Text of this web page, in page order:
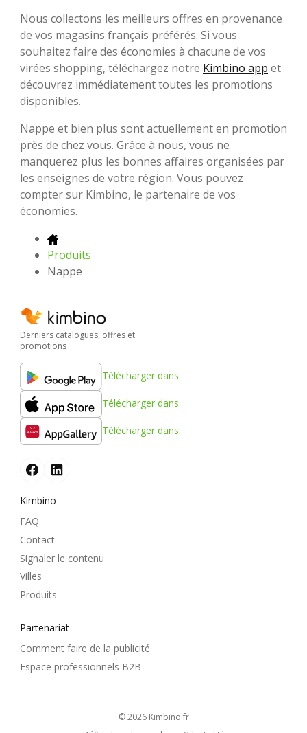
Nous collectons les meilleurs offres en provenance
de vos magasins français préférés. Si vous
souhaitez faire des économies à chacune de vos
virées shopping, téléchargez notre Kimbino app et
découvrez immédiatement toutes les promotions
disponibles.
Nappe et bien plus sont actuellement en promotion
près de chez vous. Grâce à nous, vous ne
manquerez plus les bonnes affaires organisées par
les enseignes de votre région. Vous pouvez
compter sur Kimbino, le partenaire de vos
économies.
Produits
Nappe
Derniers catalogues, offres et
promotions
Télécharger dans
Télécharger dans
Télécharger dans
Kimbino
FAQ
Contact
Signaler le contenu
Villes
Produits
Partenariat
Comment faire de la publicité
Espace professionnels B2B
© 2026 kimbino.fr